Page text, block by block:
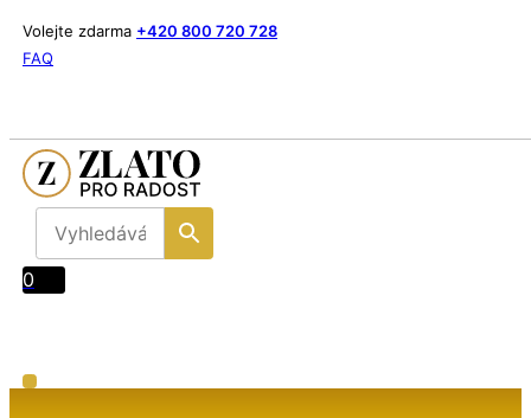
Volejte zdarma +420 800 720 728
FAQ
0